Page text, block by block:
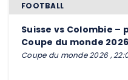
FOOTBALL
Suisse vs Colombie
Coupe du monde
Coupe du monde 2026 ,